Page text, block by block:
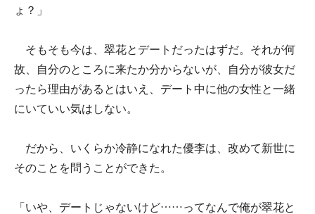
ょ？」
そもそも今は、翠花とデートだったはずだ。それが何
故、自分のところに来たか分からないが、自分が彼女だ
ったら理由があるとはいえ、デート中に他の女性と一緒
にいていい気はしない。
だから、いくらか冷静になれた優李は、改めて新世に
そのことを問うことができた。
「いや、デートじゃないけど……ってなんで俺が翠花と